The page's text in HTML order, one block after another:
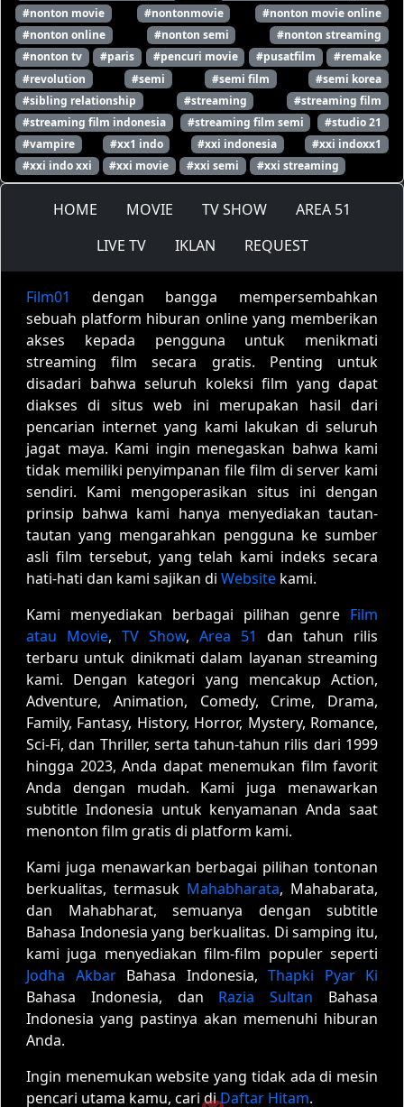
#nonton movie
#nontonmovie
#nonton movie online
#nonton online
#nonton semi
#nonton streaming
#nonton tv
#paris #pencuri movie #pusatfilm
#remake
#revolution
#semi #semi film
#semi korea
#sibling relationship
#streaming
#streaming film
#streaming film indonesia
#streaming film semi
#studio 21
#vampire
#xx1 indo #xxi indonesia
#xxi indoxx1
#xxi indo xxi
#xxi movie #xxi semi #xxi streaming
HOME MOVIE TV SHOW
AREA 51
LIVE TV
IKLAN REQUEST
Film01
dengan bangga mempersembahkan
sebuah platform hiburan online yang memberikan
akses kepada pengguna untuk menikmati
streaming film secara gratis. Penting untuk
disadari bahwa seluruh koleksi film yang dapat
diakses di situs web ini merupakan hasil dari
pencarian internet yang kami lakukan di seluruh
jagat maya. Kami ingin menegaskan bahwa kami
tidak memiliki penyimpanan file film di server kami
sendiri. Kami mengoperasikan situs ini dengan
prinsip bahwa kami hanya menyediakan tautan-
tautan yang mengarahkan pengguna ke sumber
asli film tersebut, yang telah kami indeks secara
hati-hati dan kami sajikan di Website kami.
Kami menyediakan berbagai pilihan genre Film
atau Movie, TV Show, Area 51
dan tahun rilis
terbaru untuk dinikmati dalam layanan streaming
kami. Dengan kategori yang mencakup Action,
Adventure, Animation, Comedy, Crime, Drama,
Family, Fantasy, History, Horror, Mystery, Romance,
Sci-Fi, dan Thriller, serta tahun-tahun rilis dari 1999
hingga 2023, Anda dapat menemukan film favorit
Anda dengan mudah. Kami juga menawarkan
subtitle Indonesia untuk kenyamanan Anda saat
menonton film gratis di platform kami.
Kami juga menawarkan berbagai pilihan tontonan
berkualitas, termasuk Mahabharata, Mahabarata,
dan Mahabharat, semuanya dengan subtitle
Bahasa Indonesia yang berkualitas. Di samping itu,
kami juga menyediakan film-film populer seperti
Jodha AkbarBahasa Indonesia, Thapki Pyar Ki
Bahasa Indonesia, dan Razia Sultan Bahasa
Indonesia yang pastinya akan memenuhi hiburan
Anda.
Ingin menemukan website yang tidak ada di mesin
pencari utama kamu, cari diDaftar Hitam.